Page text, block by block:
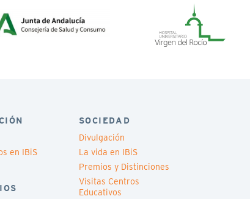
en IBiS
SOCIEDAD
Divulgación
La vida en IBiS
Premios y Distinciones
Visitas Centros
Educativos